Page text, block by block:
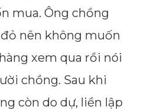
mua. Ông chồng
nên không muốn
xem qua rồi nói
chồng. Sau khi
còn do dự, liền lập